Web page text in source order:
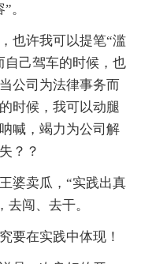
。
也许我可以提笔“滥
自己驾车的时候，也
公司为法律事务而
时候，我可以动腿
喊，竭力为公司解
？？
婆卖瓜，“实践出真
闯、去干。
要在实践中体现！